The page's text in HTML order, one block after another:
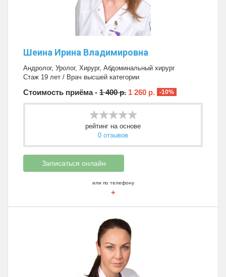
Шеина Ирина Владимировна
Андролог, Уролог, Хирург, Абдоминальный хирург
Стаж 19 лет / Врач высшей категории
Стоимость приёма - 1 400 р. 1 260 р. -10%
рейтинг на основе
0 отзывов
Записаться онлайн
или по телефону
+